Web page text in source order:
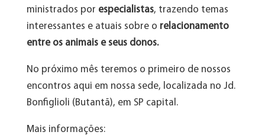
ministrados por especialistas, trazendo temas
interessantes e atuais sobre o relacionamento
entre os animais e seus donos.
No próximo mês teremos o primeiro de nossos
encontros aqui em nossa sede, localizada no Jd.
Bonfiglioli (Butantã), em SP capital.
Mais informações: